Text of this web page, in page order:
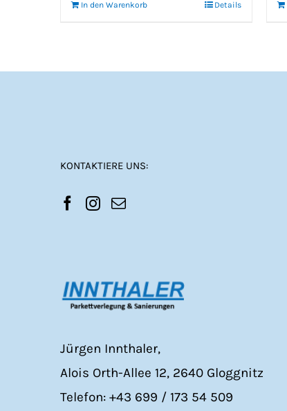
In den Warenkorb Details
KONTAKTIERE UNS:
Jürgen Innthaler,
Alois Orth-Allee 12, 2640 Gloggnitz
Telefon: +43 699 / 173 54 509